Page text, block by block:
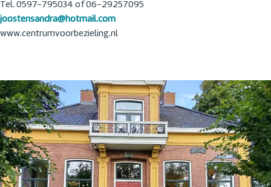
Tel. 0597-795034 of 06-29257095
joostensandra@hotmail.com
www.centrumvoorbezieling.nl